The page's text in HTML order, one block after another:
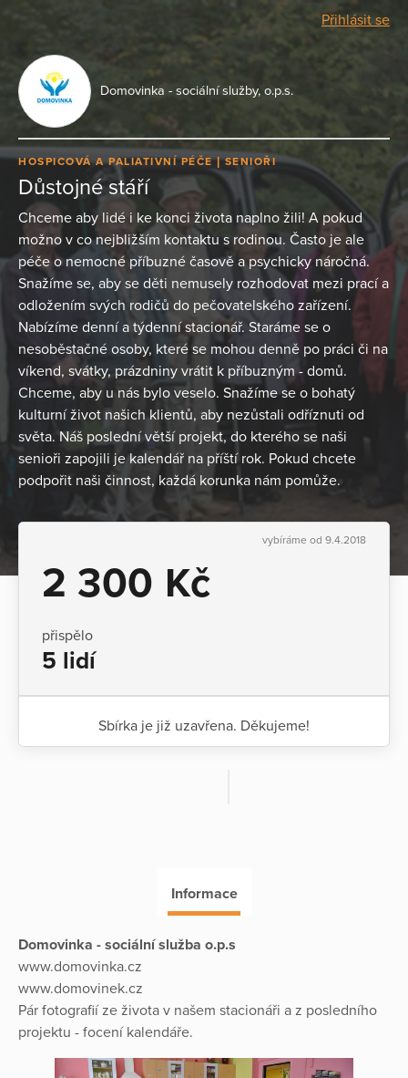
Přihlásit se
Domovinka - sociální služby, o.p.s.
HOSPICOVÁ A PALIATIVNÍ PÉČE SENIOŘI
Důstojné stáří
Chceme aby lidé i ke konci života naplno žili! A pokud
možno v co nejbližším kontaktu s rodinou. Často je ale
péče o nemocné příbuzné časově a psychicky náročná.
Snažíme se, aby se děti nemusely rozhodovat mezi prací a
odložením svých rodičů do pečovatelského zařízení.
Nabízíme denní a týdenní stacionář. Staráme se o
nesoběstačné osoby, které se mohou denně po práci či na
víkend, svátky, prázdniny vrátit k příbuzným - domů.
Chceme, aby u nás bylo veselo. Snažíme se o bohatý
kulturní život našich klientů, aby nezůstali odříznuti od
světa. Náš poslední větší projekt, do kterého se naši
senioři zapojili je kalendář na příští rok. Pokud chcete
podpořit naši činnost, každá korunka nám pomůže.
vybíráme od 9.4.2018
2 300 Kč
přispělo
5 lidí
Sbírka je již uzavřena. Děkujeme!
Informace
Domovinka - sociální služba o.p.s
www.domovinka.cz
www.domovinek.cz
Pár fotografií ze života v našem stacionáři a z posledního
projektu - focení kalendáře.